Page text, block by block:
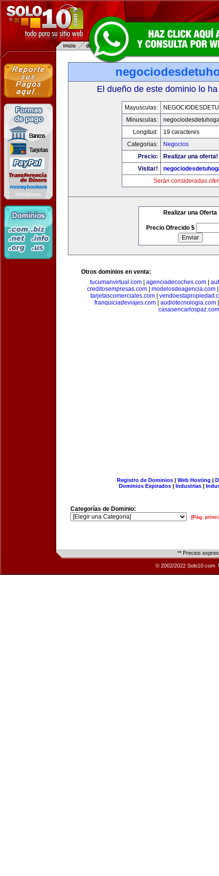
El dueño de este dominio lo
Mayusculas:
Minusculas:
Longitud:
19 caracteres
Categorias:
Negocios
Precio:
Realizar una oferta!
Visitar!
Serán consideradas
Realizar una Oferta
Precio Ofrecido $
Otros dominios en venta:
tucumanvirtual.com| agenciadecoches.com|
creditosempresas.com| modelosdeagencia.com
tarjetascomerciales.com|
franquiciadeviajes.com| audiotecnologia.com
casasencarlospaz.com
Registro de Dominios| Web Hosting |
Dominios Expirados | Industrias |
Categorías de Dominio:
[Pág.
** Precios
© 2002/2022 Solo10.com